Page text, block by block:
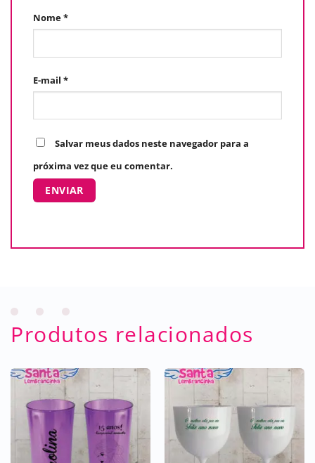
Nome*
E-mail *
Salvar meus dados neste navegador para a
próxima vez que eu comentar.
Produtos relacionados